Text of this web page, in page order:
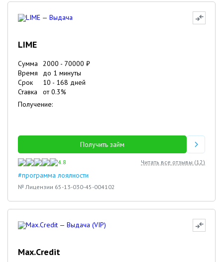
LIME
Сумма 2000 - 70000 ₽
Время
до 1 минуты
Срок
10 - 168 дней
Ставка
от0.3%
Получение:
Получить займ
4.8 Читать все отзывы (12)
#программа лоялности
№ Лицензии 65-13-030-45-004102
Max.Credit